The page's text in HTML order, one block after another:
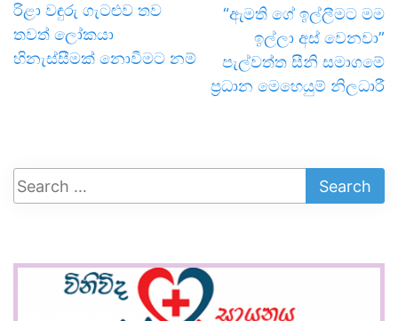
රිළා වඳුරු ගැටළුව තව
තවත් ලෝකයා
හිනැස්සීමක් නොවීමට නම්
“ඇමති ගේ ඉල්ලීමට මම
ඉල්ලා අස් වෙනවා”
පැල්වත්ත සීනි සමාගමේ
ප්‍රධාන මෙහෙයුම් නිලධාරී